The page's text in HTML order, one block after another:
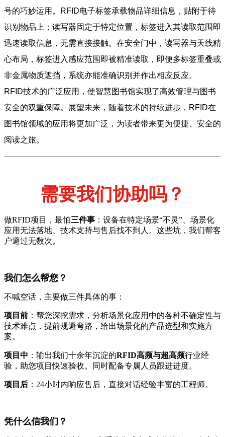
号的巧妙运用。RFID电子标签承载物品详细信息，贴附于待
识别物品上；读写器固定于特定位置，标签进入其读取范围即
迅速读取信息，无需直接接触。在安全门中，读写器与天线精
心布局，标签进入感应范围即被精准读取，即便多标签重叠或
非金属物质遮挡，系统亦能准确识别并作出相应反应。
RFID技术的广泛应用，使智慧图书馆实现了高效管理与图书
安全的双重保障。展望未来，随着技术的持续进步，RFID在
图书馆领域的应用将更加广泛，为读者带来更为便捷、安全的
阅读之旅。
需要我们协助吗？
做RFID项目，最怕三件事 ：设备在特定场景“不灵”、场景化
应用无法落地、技术支持与售后找不到人。这些坑，我们帮客
户避过无数次。
我们怎么帮您？
不喊空话，主要做三件具体的事：
项目前 ：帮您深挖需求，分析场景化应用中的各种不确定性与
技术难点，提前规避弯路，给出场景化的产品选型和实施方
案。
项目中 ：输出我们十余年沉淀的RFID高频与超高频行业经
验，助您项目快速验收。同时配备专属人员跟进进度。
项目后 ：24小时内响应售后，直接对话经验丰富的工程师。
凭什么信我们？